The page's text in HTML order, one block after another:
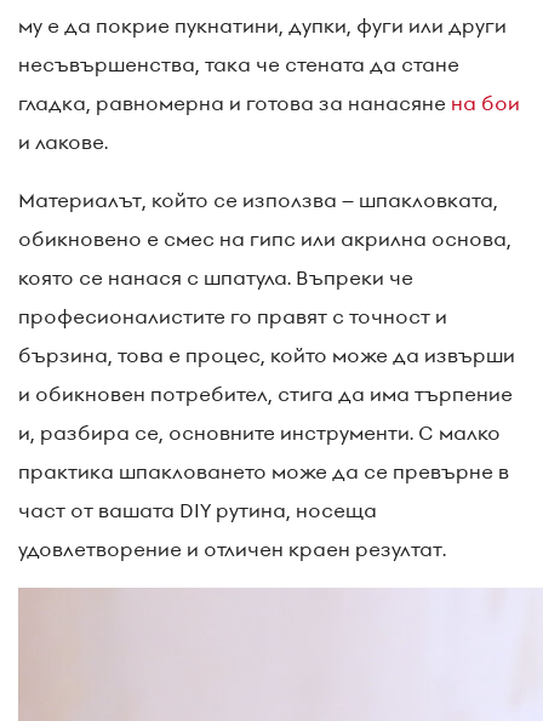
му е да покрие пукнатини, дупки, фуги или други
несъвършенства, така че стената да стане
гладка, равномерна и готова за нанасяне на бои
и лакове.
Материалът, който се използва – шпакловката,
обикновено е смес на гипс или акрилна основа,
която се нанася с шпатула. Въпреки че
професионалистите го правят с точност и
бързина, това е процес, който може да извърши
и обикновен потребител, стига да има търпение
и, разбира се, основните инструменти. С малко
практика шпакловането може да се превърне в
част от вашата DIY рутина, носеща
удовлетворение и отличен краен резултат.